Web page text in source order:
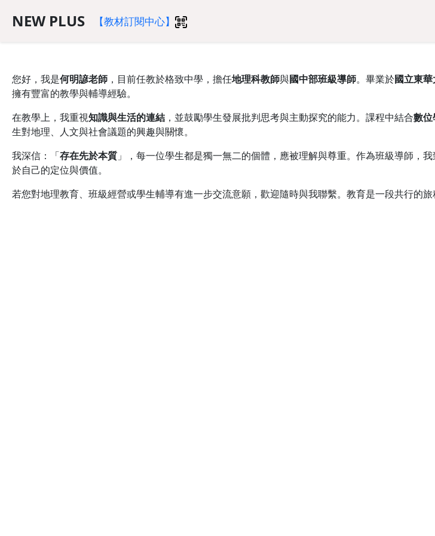
NEW PLUS 【教材訂閱中心】
您好，我是何明諺老師 ，目前任教於格致中學，擔任地理科教師與國中部班級導師。畢業於國立東
擁有豐富的教學與輔導經驗。
在教學上，我重視知識與生活的連結 ，並鼓勵學生發展批判思考與主動探究的能力。課程中結合數
生對地理、人文與社會議題的興趣與關懷。
我深信：「存在先於本質 」，每一位學生都是獨一無二的個體，應被理解與尊重。作為班級導師，
於自己的定位與價值。
若您對地理教育、班級經營或學生輔導有進一步交流意願，歡迎隨時與我聯繫。教育是一段共行的旅